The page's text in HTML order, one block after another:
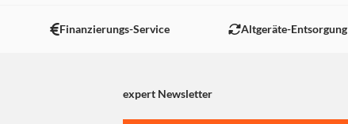
Finanzierungs-Service Altgeräte-Entsorgung
expert Newsletter